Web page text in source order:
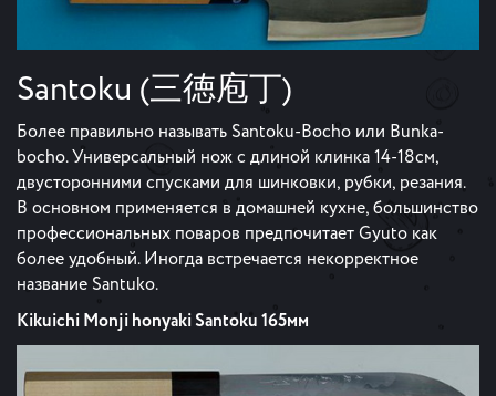
Santoku (三徳庖丁)
Более правильно называть Santoku-Bocho или Bunka-
bocho. Универсальный нож с длиной клинка 14-18см,
двусторонними спусками для шинковки, рубки, резания.
В основном применяется в домашней кухне, большинство
профессиональных поваров предпочитает Gyuto как
более удобный. Иногда встречается некорректное
название Santuko.
Kikuichi Monji honyaki Santoku 165мм